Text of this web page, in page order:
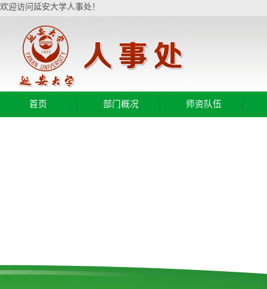
欢迎访问延安大学人事处！
首页 部门概况 师资队伍